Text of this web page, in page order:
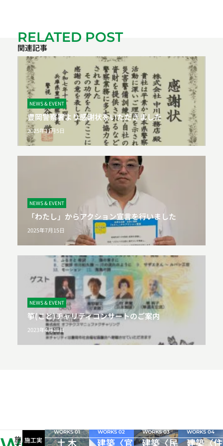
RELATED POST
関連記事
NEWS & EVENT
豊岡警察署より感謝状をいただきました
2025年11月5日
NEWS & EVENT
「わたし」からアクション宣言を行いました
2025年7月15日
NEWS & EVENT
箏(こと)チャリティコンサートのご案内
2023年4月18日
施 施工実
WORKS 01
土 木
WORKS 02
建築〈官
WORKS 03
建築〈民
WORKS 04
建築〈住